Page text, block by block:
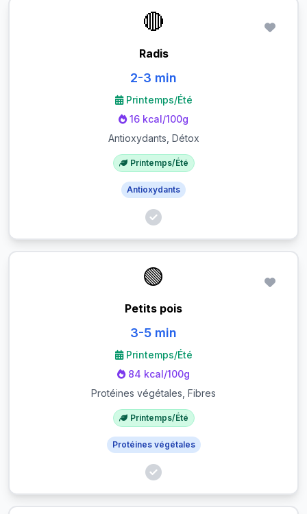
🔴
Radis
2-3 min
Printemps/Été
16 kcal/100g
Antioxydants, Détox
Printemps/Été
Antioxydants
🟢
Petits pois
3-5 min
Printemps/Été
84 kcal/100g
Protéines végétales, Fibres
Printemps/Été
Protéines végétales